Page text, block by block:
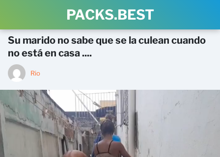
PACKS.BEST
Su marido no sabe que se la culean cuando
no está en casa ....
Rio